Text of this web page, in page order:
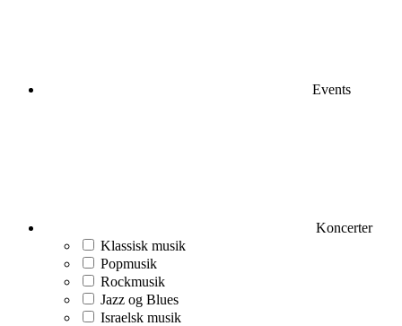
Events
Koncerter
Klassisk musik
Popmusik
Rockmusik
Jazz og Blues
Israelsk musik